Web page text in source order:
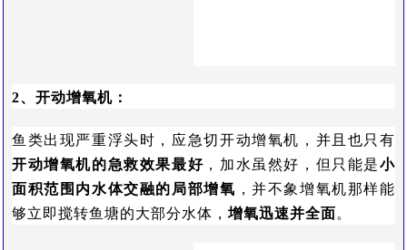
2、开动增氧机：
鱼类出现严重浮头时，应急切开动增氧机，并且也只有
开动增氧机的急救效果最好 ，加水虽然好，但只能是小
面积范围内水体交融的局部增氧 ，并不象增氧机那样能
够立即搅转鱼塘的大部分水体， 增氧迅速并全面。